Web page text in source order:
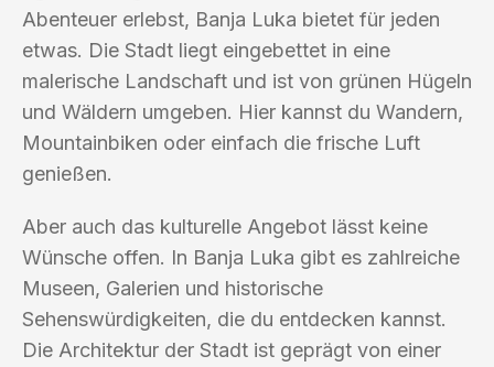
Abenteuer erlebst, Banja Luka bietet für jeden
etwas. Die Stadt liegt eingebettet in eine
malerische Landschaft und ist von grünen Hügeln
und Wäldern umgeben. Hier kannst du Wandern,
Mountainbiken oder einfach die frische Luft
genießen.
Aber auch das kulturelle Angebot lässt keine
Wünsche offen. In Banja Luka gibt es zahlreiche
Museen, Galerien und historische
Sehenswürdigkeiten, die du entdecken kannst.
Die Architektur der Stadt ist geprägt von einer